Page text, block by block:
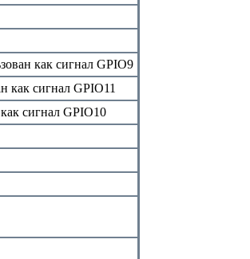
как сигнал GPIO9
как сигнал GPIO11
сигнал GPIO10